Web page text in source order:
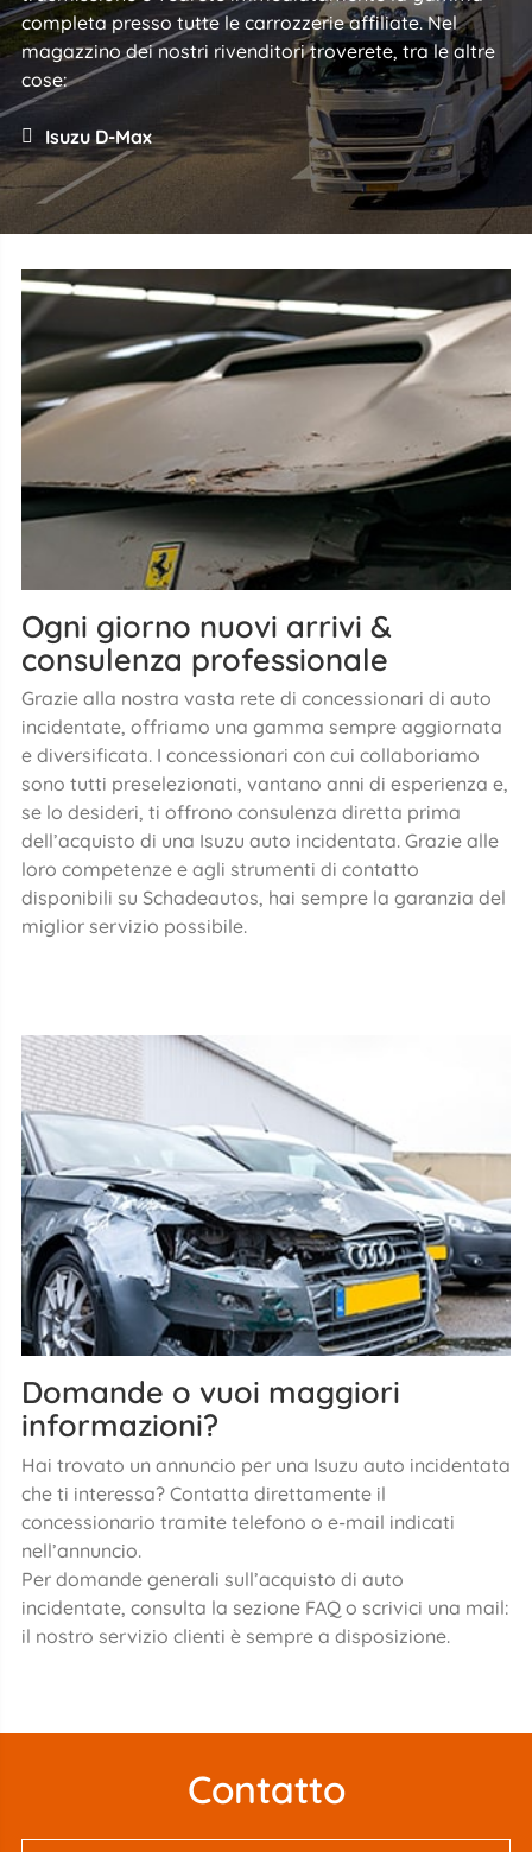
completa presso tutte le carrozzerie affiliate. Nel
magazzino dei nostri rivenditori troverete, tra le altre
cose:
Isuzu D-Max
Ogni giorno nuovi arrivi &
consulenza professionale
Grazie alla nostra vasta rete di concessionari di auto
incidentate, offriamo una gamma sempre aggiornata
e diversificata. I concessionari con cui collaboriamo
sono tutti preselezionati, vantano anni di esperienza e,
se lo desideri, ti offrono consulenza diretta prima
dell’acquisto di una Isuzu auto incidentata. Grazie alle
loro competenze e agli strumenti di contatto
disponibili su Schadeautos, hai sempre la garanzia del
miglior servizio possibile.
Domande o vuoi maggiori
informazioni?
Hai trovato un annuncio per una Isuzu auto incidentata
che ti interessa? Contatta direttamente il
concessionario tramite telefono o e-mail indicati
nell’annuncio.
Per domande generali sull’acquisto di auto
incidentate, consulta la sezione FAQ o scrivici una mail:
il nostro servizio clienti è sempre a disposizione.
Contatto